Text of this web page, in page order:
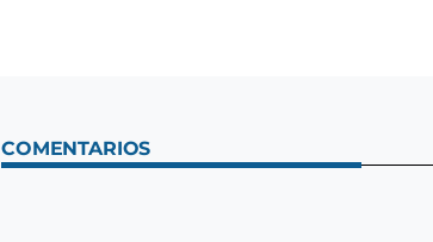
COMENTARIOS